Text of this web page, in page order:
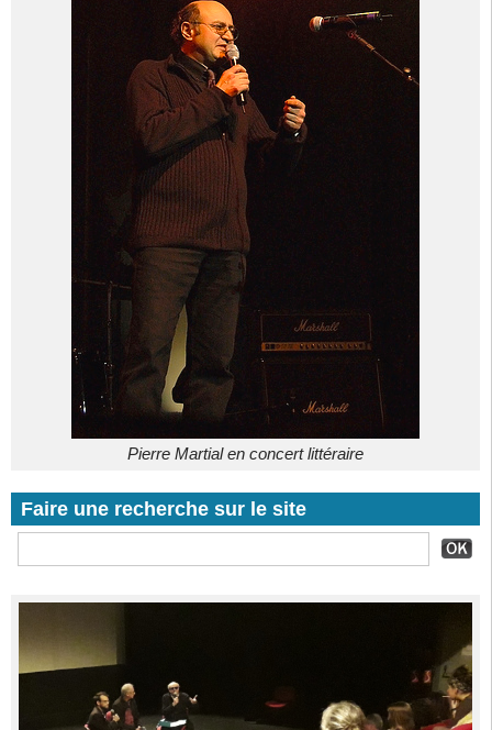
Pierre Martial en concert littéraire
Faire une recherche sur le site